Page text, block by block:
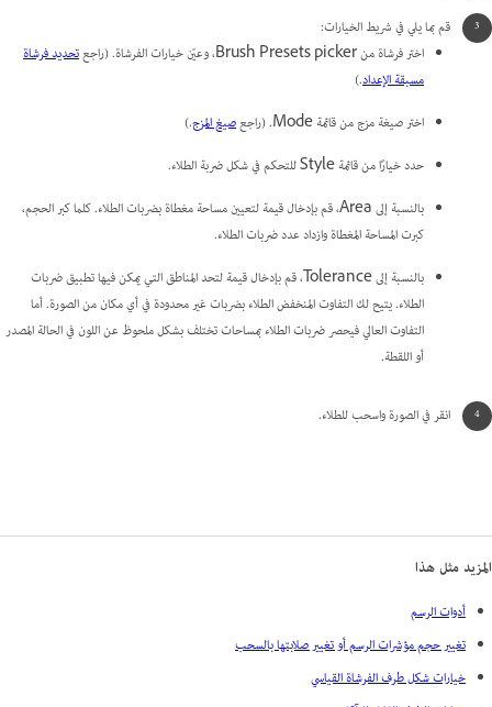
قم بما يلي في شريط الخيارات:
اختر فرشاة من Brush Presets picker، وعيّن خيارات الفرشاة. (راجع
تحديد فرشاة
مسبقة الإعداد.)
اختر صيغة مزج من قائمة Mode. (راجع
صيغ المزج.)
حدد خيارًا من قائمة Style للتحكم في شكل ضربة الطلاء.
بالنسبة إلى Area، قم بإدخال قيمة لتعيين مساحة مغطاة بضربات الطلاء. كلما كبر الحجم،
كبرت المساحة المغطاة وازداد عدد ضربات الطلاء.
بالنسبة إلى Tolerance، قم بإدخال قيمة لتحد المناطق التي يمكن فيها تطبيق ضربات
الطلاء. يتيح لك التفاوت المنخفض الطلاء بضربات غير محدودة في أي مكان من الصورة. أما
التفاوت العالي فيحصر ضربات الطلاء بمساحات تختلف بشكل ملحوظ عن اللون في الحالة المصدر
أو اللقطة.
انقر في الصورة واسحب للطلاء.
المزيد مثل هذا
أدوات الرسم
تغيير حجم مؤشرات الرسم أو تغيير صلابتها بالسحب
خيارات شكل طرف الفرشاة القياسي